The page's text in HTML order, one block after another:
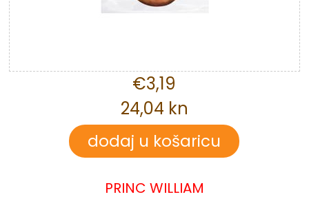
€3,19
24,04 kn
PRINC WILLIAM